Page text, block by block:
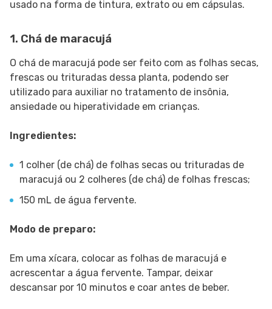
usado na forma de tintura, extrato ou em cápsulas.
1. Chá de maracujá
O chá de maracujá pode ser feito com as folhas secas,
frescas ou trituradas dessa planta, podendo ser
utilizado para auxiliar no tratamento de insônia,
ansiedade ou hiperatividade em crianças.
Ingredientes:
1 colher (de chá) de folhas secas ou trituradas de
maracujá ou 2 colheres (de chá) de folhas frescas;
150 mL de água fervente.
Modo de preparo:
Em uma xícara, colocar as folhas de maracujá e
acrescentar a água fervente. Tampar, deixar
descansar por 10 minutos e coar antes de beber.